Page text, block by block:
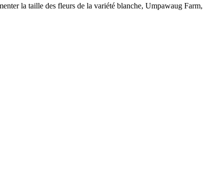
la taille des fleurs de la variété blanche, Umpawaug Farm,